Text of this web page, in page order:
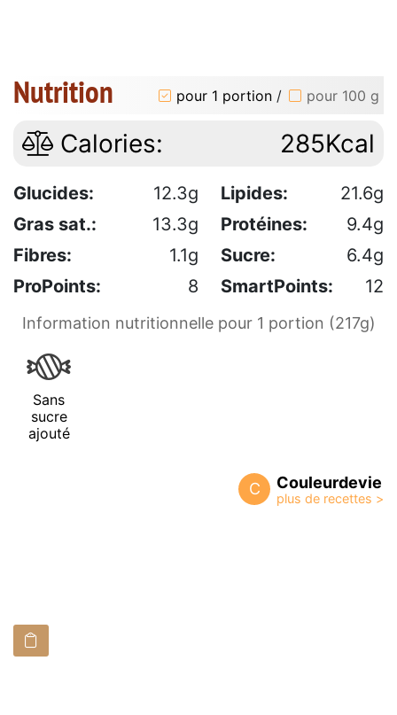
Nutrition pour 1 portion / pour 100 g
Calories: 285Kcal
Glucides: 12.3g Lipides:
21.6g
Gras sat.:
13.3g Protéines:
9.4g
Fibres:
1.1g Sucre:
6.4g
ProPoints:
8 SmartPoints: 12
Information nutritionnelle pour 1 portion (217g)
Sans
sucre
ajouté
C Couleurdevie